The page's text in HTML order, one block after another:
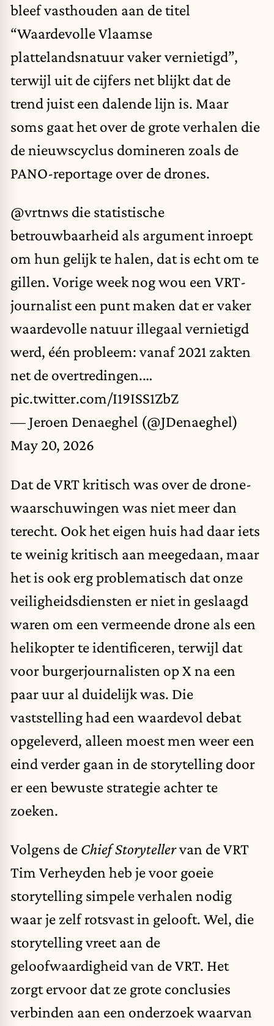
bleef vasthouden aan de titel
“Waardevolle Vlaamse
plattelandsnatuur vaker vernietigd”,
terwijl uit de cijfers net blijkt dat de
trend juist een dalende lijn is. Maar
soms gaat het over de grote verhalen die
de nieuwscyclus domineren zoals de
PANO-reportage over de drones.
@vrtnws die statistische
betrouwbaarheid als argument inroept
om hun gelijk te halen, dat is echt om te
gillen. Vorige week nog wou een VRT-
journalist een punt maken dat er vaker
waardevolle natuur illegaal vernietigd
werd, één probleem: vanaf 2021 zakten
net de overtredingen.…
pic.twitter.com/I19ISS1ZbZ
— Jeroen Denaeghel (@JDenaeghel)
May 20, 2026
Dat de VRT kritisch was over de drone-
waarschuwingen was niet meer dan
terecht. Ook het eigen huis had daar iets
te weinig kritisch aan meegedaan, maar
het is ook erg problematisch dat onze
veiligheidsdiensten er niet in geslaagd
waren om een vermeende drone als een
helikopter te identificeren, terwijl dat
voor burgerjournalisten op X na een
paar uur al duidelijk was. Die
vaststelling had een waardevol debat
opgeleverd, alleen moest men weer een
eind verder gaan in de storytelling door
er een bewuste strategie achter te
zoeken.
Volgens de Chief Storytellervan de VRT
Tim Verheyden heb je voor goeie
storytelling simpele verhalen nodig
waar je zelf rotsvast in gelooft. Wel, die
storytelling vreet aan de
geloofwaardigheid van de VRT. Het
zorgt ervoor dat ze grote conclusies
verbinden aan een onderzoek waarvan